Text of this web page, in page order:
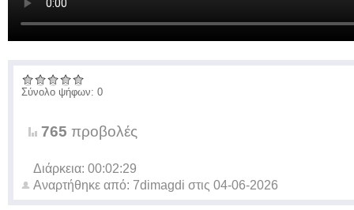
Σύνολο ψήφων: 0
765 προβολές
Διάρκεια: 00:02:29
Αναρτήθηκε από: 7dimagdi στις 04-06-2026